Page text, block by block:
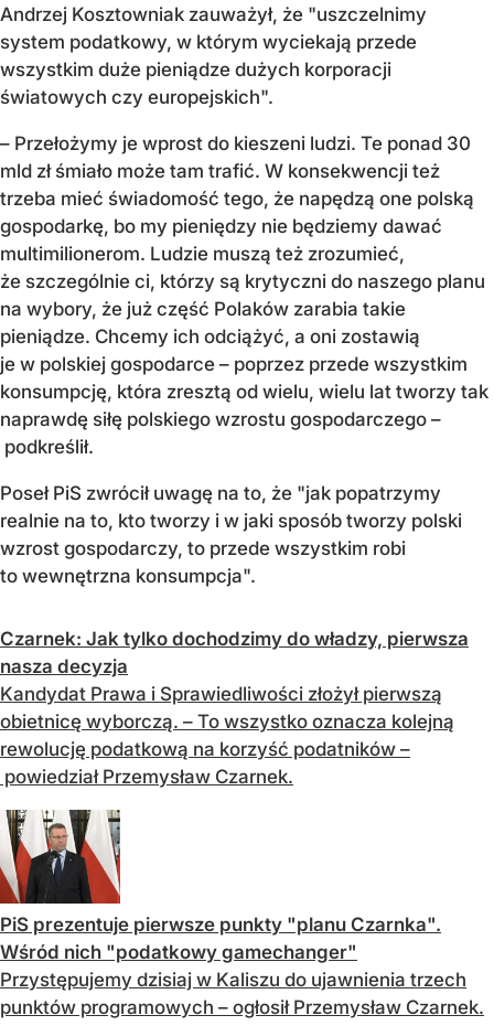
Andrzej Kosztowniak zauważył, że "uszczelnimy
system podatkowy, w którym wyciekają przede
wszystkim duże pieniądze dużych korporacji
światowych czy europejskich".
– Przełożymy je wprost do kieszeni ludzi. Te ponad 30
mld zł śmiało może tam trafić. W konsekwencji też
trzeba mieć świadomość tego, że napędzą one polską
gospodarkę, bo my pieniędzy nie będziemy dawać
multimilionerom. Ludzie muszą też zrozumieć,
że szczególnie ci, którzy są krytyczni do naszego planu
na wybory, że już część Polaków zarabia takie
pieniądze. Chcemy ich odciążyć, a oni zostawią
je w polskiej gospodarce – poprzez przede wszystkim
konsumpcję, która zresztą od wielu, wielu lat tworzy tak
naprawdę siłę polskiego wzrostu gospodarczego –
podkreślił.
Poseł PiS zwrócił uwagę na to, że "jak popatrzymy
realnie na to, kto tworzy i w jaki sposób tworzy polski
wzrost gospodarczy, to przede wszystkim robi
to wewnętrzna konsumpcja".
Czarnek: Jak tylko dochodzimy do władzy, pierwsza
nasza decyzja
Kandydat Prawa i Sprawiedliwości złożył pierwszą
obietnicę wyborczą. – To wszystko oznacza kolejną
rewolucję podatkową na korzyść podatników –
powiedział Przemysław Czarnek.
PiS prezentuje pierwsze punkty "planu Czarnka".
Wśród nich "podatkowy gamechanger"
Przystępujemy dzisiaj w Kaliszu do ujawnienia trzech
punktów programowych – ogłosił Przemysław Czarnek.